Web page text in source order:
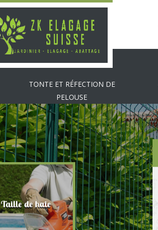
TONTE ET RÉFECTION DE
PELOUSE
Taille de haie Abattage d'arbres